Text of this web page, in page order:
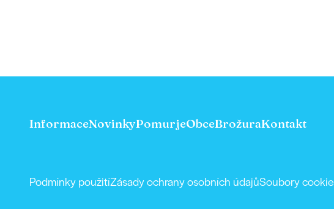
InformaceNovinkyPomurjeObceBrožuraKontakt
Podmínky použitíZásady ochrany osobních údajůSoubory cookie